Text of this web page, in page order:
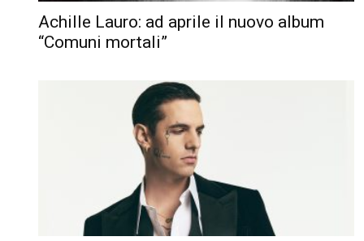
Achille Lauro: ad aprile il nuovo album
“Comuni mortali”